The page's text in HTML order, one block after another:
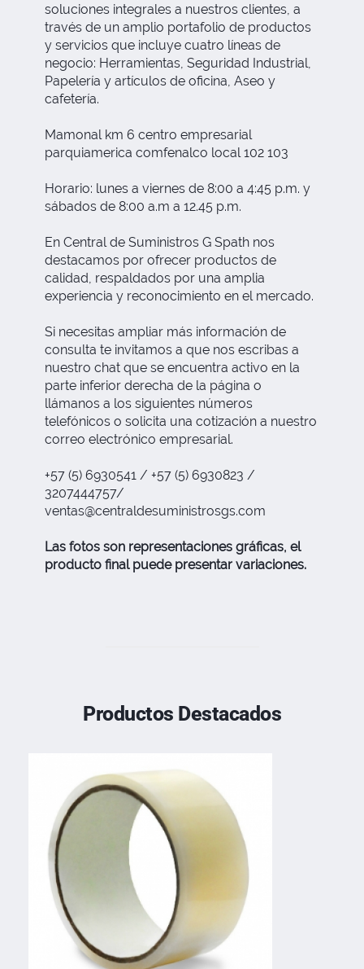
soluciones integrales a nuestros clientes, a
través de un amplio portafolio de productos
y servicios que incluye cuatro líneas de
negocio: Herramientas, Seguridad Industrial,
Papelería y artículos de oficina, Aseo y
cafetería.
Mamonal km 6 centro empresarial
parquiamerica comfenalco local 102 103
Horario: lunes a viernes de 8:00 a 4:45 p.m. y
sábados de 8:00 a.m a 12.45 p.m.
En Central de Suministros G Spath nos
destacamos por ofrecer productos de
calidad, respaldados por una amplia
experiencia y reconocimiento en el mercado.
Si necesitas ampliar más información de
consulta te invitamos a que nos escribas a
nuestro chat que se encuentra activo en la
parte inferior derecha de la página o
llámanos a los siguientes números
telefónicos o solicita una cotización a nuestro
correo electrónico empresarial.
+57 (5) 6930541 / +57 (5) 6930823 /
3207444757/
ventas@centraldesuministrosgs.com
Las fotos son representaciones gráficas, el
producto final puede presentar variaciones.
Productos Destacados